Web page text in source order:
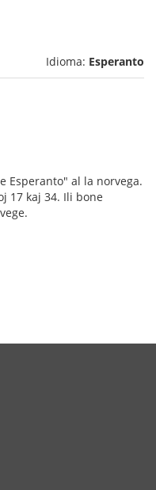
Idioma: Esperanto
Esperanto" al la norvega.
17 kaj 34. Ili bone